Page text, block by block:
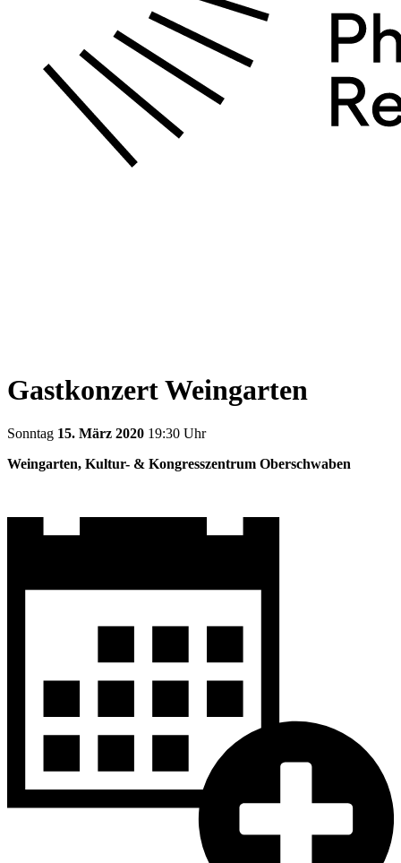
Gastkonzert Weingarten
Sonntag 15. März 2020 19:30 Uhr
Weingarten, Kultur- & Kongresszentrum Oberschwaben